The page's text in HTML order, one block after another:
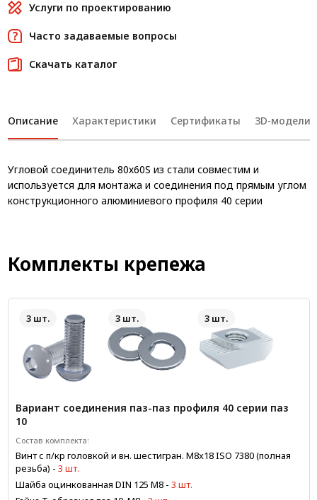
Услуги по проектированию
Часто задаваемые вопросы
Скачать каталог
Описание Характеристики Сертификаты 3D-модели
Угловой соединитель 80х60S из стали совместим и
используется для монтажа и соединения под прямым углом
конструкционного алюминиевого профиля 40 серии
Комплекты крепежа
3 шт. 3 шт. 3 шт.
Вариант соединения паз-паз профиля 40 серии паз
10
Состав комплекта:
Винт с п/кр головкой и вн. шестигран. М8x18 ISO 7380 (полная
резьба) - 3 шт.
Шайба оцинкованная DIN 125 М8- 3 шт.